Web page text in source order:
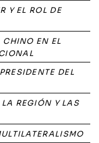
Y EL ROL DE
CHINO EN EL
DEL
REGIÓN Y LAS